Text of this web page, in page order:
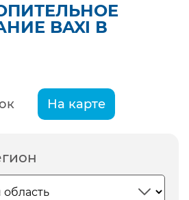
BAXI В
На карте